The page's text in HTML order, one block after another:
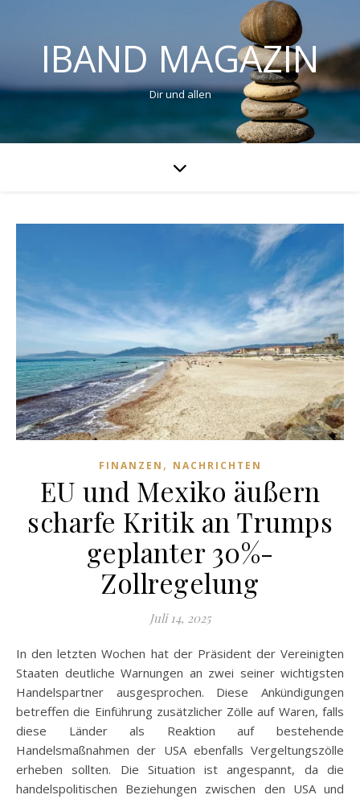
IBAND MAGAZIN
Dir und allen
FINANZEN , NACHRICHTEN
EU und Mexiko äußern
scharfe Kritik an Trumps
geplanter 30%-
Zollregelung
Juli 14, 2025
In den letzten Wochen hat der Präsident der Vereinigten
Staaten deutliche Warnungen an zwei seiner wichtigsten
Handelspartner ausgesprochen. Diese Ankündigungen
betreffen die Einführung zusätzlicher Zölle auf Waren, falls
diese Länder als Reaktion auf bestehende
Handelsmaßnahmen der USA ebenfalls Vergeltungszölle
erheben sollten. Die Situation ist angespannt, da die
handelspolitischen Beziehungen zwischen den USA und